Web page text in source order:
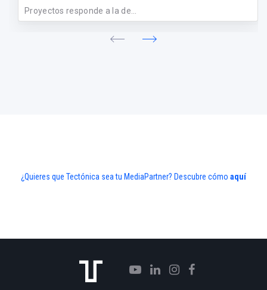
Proyectos responde a la de...
¿Quieres que Tectónica sea tu MediaPartner? Descubre cómo aquí